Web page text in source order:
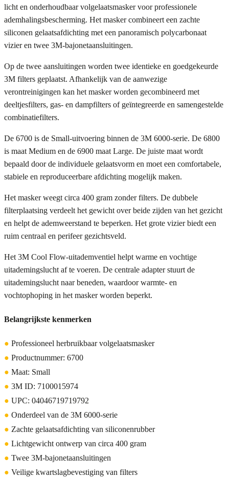
licht en onderhoudbaar volgelaatsmasker voor professionele
ademhalingsbescherming. Het masker combineert een zachte
siliconen gelaatsafdichting met een panoramisch polycarbonaat
vizier en twee 3M-bajonetaansluitingen.
Op de twee aansluitingen worden twee identieke en goedgekeurde
3M filters geplaatst. Afhankelijk van de aanwezige
verontreinigingen kan het masker worden gecombineerd met
deeltjesfilters, gas- en dampfilters of geïntegreerde en samengestelde
combinatiefilters.
De 6700 is de Small-uitvoering binnen de 3M 6000-serie. De 6800
is maat Medium en de 6900 maat Large. De juiste maat wordt
bepaald door de individuele gelaatsvorm en moet een comfortabele,
stabiele en reproduceerbare afdichting mogelijk maken.
Het masker weegt circa 400 gram zonder filters. De dubbele
filterplaatsing verdeelt het gewicht over beide zijden van het gezicht
en helpt de ademweerstand te beperken. Het grote vizier biedt een
ruim centraal en perifeer gezichtsveld.
Het 3M Cool Flow-uitademventiel helpt warme en vochtige
uitademingslucht af te voeren. De centrale adapter stuurt de
uitademingslucht naar beneden, waardoor warmte- en
vochtophoping in het masker worden beperkt.
Belangrijkste kenmerken
● Professioneel herbruikbaar volgelaatsmasker
● Productnummer: 6700
● Maat: Small
● 3M ID: 7100015974
● UPC: 04046719719792
● Onderdeel van de 3M 6000-serie
● Zachte gelaatsafdichting van siliconenrubber
● Lichtgewicht ontwerp van circa 400 gram
● Twee 3M-bajonetaansluitingen
● Veilige kwartslagbevestiging van filters